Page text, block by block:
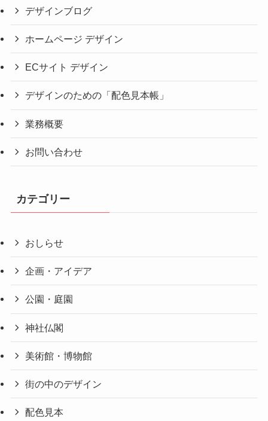
デザインブログ
ホームページ デザイン
ECサイト デザイン
デザインのための「配色見本帳」
業務概要
お問い合わせ
カテゴリー
おしらせ
企画・アイデア
公園・庭園
神社仏閣
美術館・博物館
街の中のデザイン
配色見本